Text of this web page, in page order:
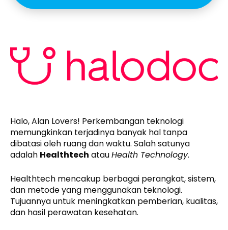
Halo, Alan Lovers! Perkembangan teknologi
memungkinkan terjadinya banyak hal tanpa
dibatasi oleh ruang dan waktu. Salah satunya
adalah Healthtech atauHealth Technology.
Healthtech mencakup berbagai perangkat, sistem,
dan metode yang menggunakan teknologi.
Tujuannya untuk meningkatkan pemberian, kualitas,
dan hasil perawatan kesehatan.